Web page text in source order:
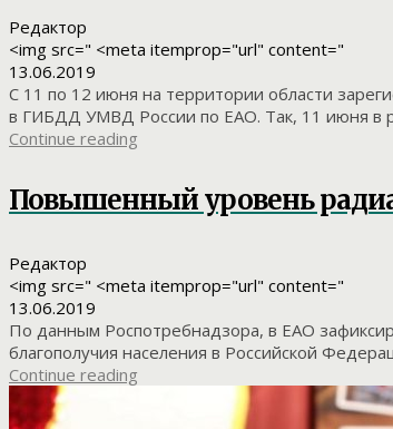
Редактор
<img src=" <meta itemprop="url" content="
13.06.2019
С 11 по 12 июня на территории области
в ГИБДД УМВД России по ЕАО. Так, 11 июня в
Continue reading
Повышенный уровень
Редактор
<img src=" <meta itemprop="url" content="
13.06.2019
По данным Роспотребнадзора, в ЕАО
благополучия населения в Российской
Continue reading